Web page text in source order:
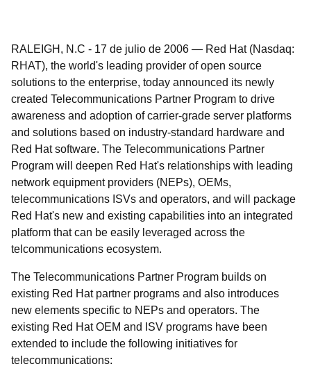
RALEIGH, N.C - 17 de julio de 2006 — Red Hat (Nasdaq:
RHAT), the world's leading provider of open source
solutions to the enterprise, today announced its newly
created Telecommunications Partner Program to drive
awareness and adoption of carrier-grade server platforms
and solutions based on industry-standard hardware and
Red Hat software. The Telecommunications Partner
Program will deepen Red Hat's relationships with leading
network equipment providers (NEPs), OEMs,
telecommunications ISVs and operators, and will package
Red Hat's new and existing capabilities into an integrated
platform that can be easily leveraged across the
telcommunications ecosystem.
The Telecommunications Partner Program builds on
existing Red Hat partner programs and also introduces
new elements specific to NEPs and operators. The
existing Red Hat OEM and ISV programs have been
extended to include the following initiatives for
telecommunications: